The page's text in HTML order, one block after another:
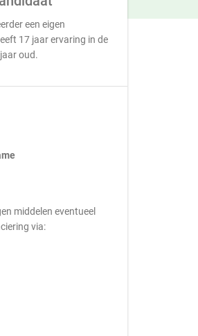
een eigen
17 jaar ervaring in de
oud.
middelen eventueel
via: